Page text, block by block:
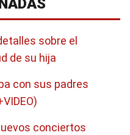
sobre el
de su hija
con sus padres
conciertos